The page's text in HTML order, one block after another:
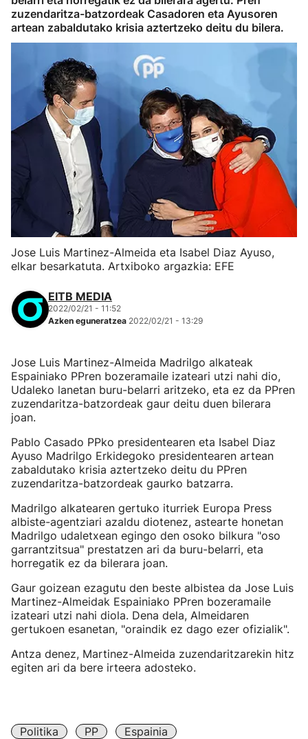
zuzendaritza-batzordeak Casadoren eta Ayusoren
artean zabaldutako krisia aztertzeko deitu du bilera.
Jose Luis Martinez-Almeida eta Isabel Diaz Ayuso,
elkar besarkatuta. Artxiboko argazkia: EFE
EITB MEDIA
2022/02/21 - 11:52
Azken eguneratzea 2022/02/21 - 13:29
Jose Luis Martinez-Almeida Madrilgo alkateak
Espainiako PPren bozeramaile izateari utzi nahi dio,
Udaleko lanetan buru-belarri aritzeko, eta ez da PPren
zuzendaritza-batzordeak gaur deitu duen bilerara
joan.
Pablo Casado PPko presidentearen eta Isabel Diaz
Ayuso Madrilgo Erkidegoko presidentearen artean
zabaldutako krisia aztertzeko deitu du PPren
zuzendaritza-batzordeak gaurko batzarra.
Madrilgo alkatearen gertuko iturriek Europa Press
albiste-agentziari azaldu diotenez, astearte honetan
Madrilgo udaletxean egingo den osoko bilkura "oso
garrantzitsua" prestatzen ari da buru-belarri, eta
horregatik ez da bilerara joan.
Gaur goizean ezagutu den beste albistea da Jose Luis
Martinez-Almeidak Espainiako PPren bozeramaile
izateari utzi nahi diola. Dena dela, Almeidaren
gertukoen esanetan, "oraindik ez dago ezer ofizialik".
Antza denez, Martinez-Almeida zuzendaritzarekin hitz
egiten ari da bere irteera adosteko.
Politika PP
Espainia